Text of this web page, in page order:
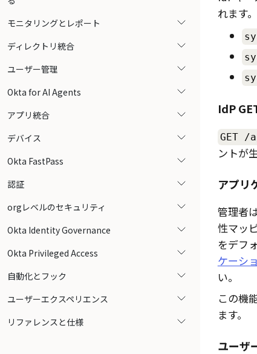
モニタリングとレポート
ディレクトリ統合
ユーザー管理
Okta for AI Agents
アプリ統合
デバイス
Okta FastPass
認証
orgレベルのセキュリティ
Okta Identity Governance
Okta Privileged Access
自動化とフック
ユーザーエクスペリエンス
リファレンスと仕様
れます。
IdP
GET
ントが
アプリ
管理者
性マッ
をデフ
ケーシ
い。
この機
ます。
ユーザ